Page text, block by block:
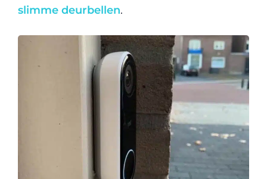
slimme deurbellen.